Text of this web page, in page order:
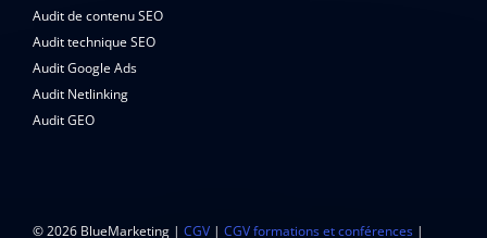
Audit de contenu SEO
Audit technique SEO
Audit Google Ads
Audit Netlinking
Audit GEO
© 2026 BlueMarketing | CGV| CGV formations et conférences|